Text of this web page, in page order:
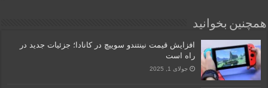
همچنین بخوانید
افزایش قیمت نینتندو سوییچ در کانادا؛ جزئیات جدید در
راه است
جولای 1, 2025